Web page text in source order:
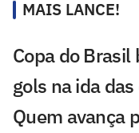
MAIS LANCE!
Copa do
gols na ida
Quem avança